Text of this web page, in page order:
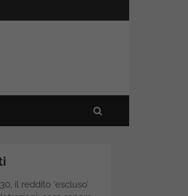
il reddito ‘escluso’